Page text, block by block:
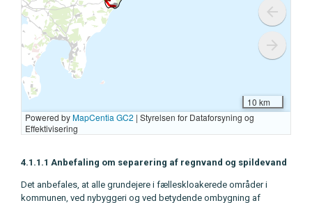
4.1.1.1 Anbefaling om separering af regnvand og spildevand
Det anbefales, at alle grundejere i fælleskloakerede områder i
kommunen, ved nybyggeri og ved betydende ombygning af